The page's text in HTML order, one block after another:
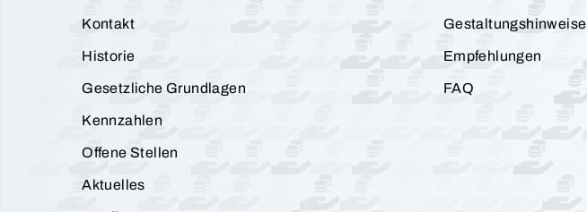
Kontakt
Historie
Gesetzliche Grundlagen
Kennzahlen
Offene Stellen
Aktuelles
Gestaltungshinweise
Empfehlungen
FAQ